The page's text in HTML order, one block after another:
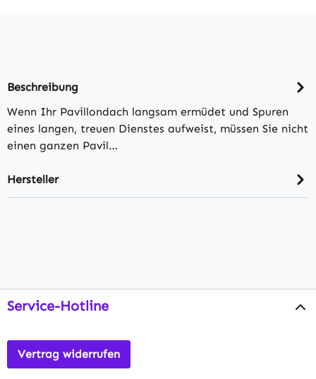
Beschreibung
Wenn Ihr Pavillondach langsam ermüdet und Spuren
eines langen, treuen Dienstes aufweist, müssen Sie nicht
einen ganzen Pavil…
Hersteller
Service-Hotline
Vertrag widerrufen